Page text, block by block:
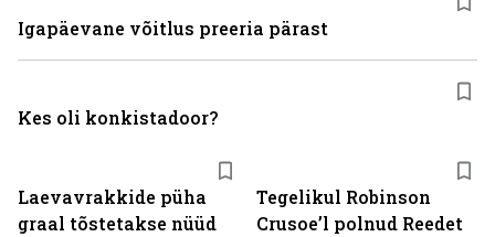
Laevavrakkide püha
graal tõstetakse nüüd
Tegelikul Robinson
Crusoe’l polnud Reedet
Igapäevane võitlus preeria pärast
Kes oli konkistadoor?